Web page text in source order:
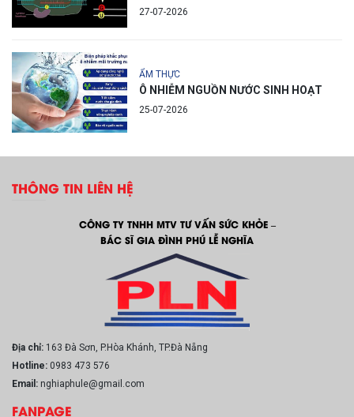
27-07-2026
ẨM THỰC
Ô NHIỄM NGUỒN NƯỚC SINH HOẠT
25-07-2026
THÔNG TIN LIÊN HỆ
CÔNG TY TNHH MTV TƯ VẤN SỨC KHỎE –
BÁC SĨ GIA ĐÌNH PHÚ LỄ NGHĨA
Địa chỉ: 163 Đà Sơn, P.Hòa Khánh, TP.Đà Nẵng
Hotline: 0983 473 576
Email: nghiaphule@gmail.com
FANPAGE